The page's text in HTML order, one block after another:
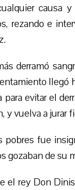
causa
rezando e
derramó
llegó
para evitar el
y vuelvaa jurar
pobres fue
gozaban de su
el rey Don